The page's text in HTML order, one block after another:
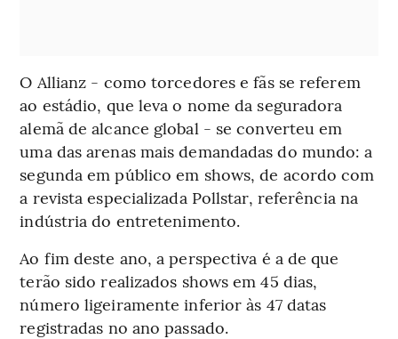
O Allianz - como torcedores e fãs se referem
ao estádio, que leva o nome da seguradora
alemã de alcance global - se converteu em
uma das arenas mais demandadas do mundo: a
segunda em público em shows, de acordo com
a revista especializada Pollstar, referência na
indústria do entretenimento.
Ao fim deste ano, a perspectiva é a de que
terão sido realizados shows em 45 dias,
número ligeiramente inferior às 47 datas
registradas no ano passado.